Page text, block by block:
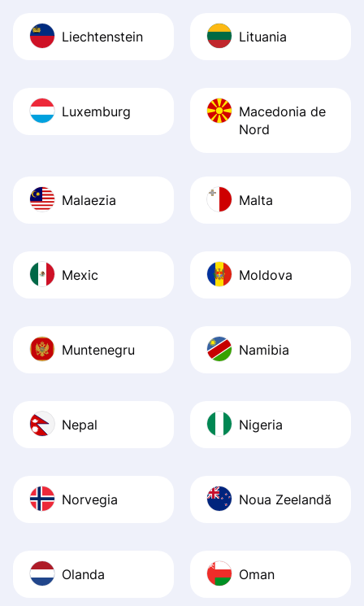
Liechtenstein Lituania
Luxemburg
Macedonia de
Nord
Malaezia Malta
Mexic Moldova
Muntenegru Namibia
Nepal Nigeria
Norvegia Noua Zeelandă
Olanda Oman